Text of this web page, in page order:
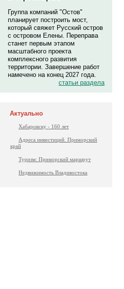
Группа компаний "Остов"
планирует построить мост,
который свяжет Русский остров
с островом Елены. Переправа
станет первым этапом
масштабного проекта
комплексного развития
территории. Завершение работ
намечено на конец 2027 года.
статьи раздела
Актуально
Хабаровску - 160 лет
Адреса инвестиций. Приморский
край
Туризм: Приморский маршрут
Недвижимость Владивостока